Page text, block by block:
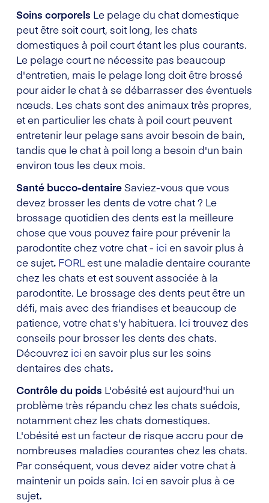
Soins corporels Le pelage du chat domestique
peut être soit court, soit long, les chats
domestiques à poil court étant les plus courants.
Le pelage court ne nécessite pas beaucoup
d'entretien, mais le pelage long doit être brossé
pour aider le chat à se débarrasser des éventuels
nœuds. Les chats sont des animaux très propres,
et en particulier les chats à poil court peuvent
entretenir leur pelage sans avoir besoin de bain,
tandis que le chat à poil long a besoin d'un bain
environ tous les deux mois.
Santé bucco-dentaireSaviez-vous que vous
devez brosser les dents de votre chat ? Le
brossage quotidien des dents est la meilleure
chose que vous pouvez faire pour prévenir la
parodontite chez votre chat - ici en savoir plus à
ce sujet. FORLest une maladie dentaire courante
chez les chats et est souvent associée à la
parodontite. Le brossage des dents peut être un
défi, mais avec des friandises et beaucoup de
patience, votre chat s'y habituera. Ici trouvez des
conseils pour brosser les dents des chats.
Découvrez ici en savoir plus sur les soins
dentaires des chats.
Contrôle du poids L'obésité est aujourd'hui un
problème très répandu chez les chats suédois,
notamment chez les chats domestiques.
L'obésité est un facteur de risque accru pour de
nombreuses maladies courantes chez les chats.
Par conséquent, vous devez aider votre chat à
maintenir un poids sain. Ici en savoir plus à ce
sujet.